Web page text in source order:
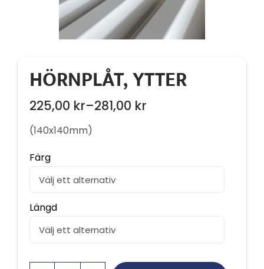
HÖRNPLÅT, YTTER
225,00 kr–281,00 kr
Prisintervall:
225,00 kr
281,00 kr
(140x140mm)
Färg
Längd